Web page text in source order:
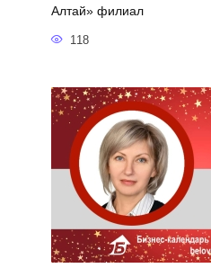
Алтай» филиал
118